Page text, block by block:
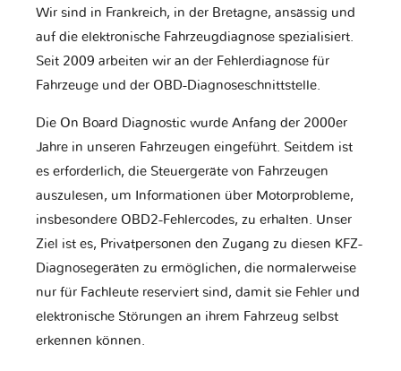
Wir sind in Frankreich, in der Bretagne, ansässig und
auf die elektronische Fahrzeugdiagnose spezialisiert.
Seit 2009 arbeiten wir an der Fehlerdiagnose für
Fahrzeuge und der OBD-Diagnoseschnittstelle.
Die On Board Diagnostic wurde Anfang der 2000er
Jahre in unseren Fahrzeugen eingeführt. Seitdem ist
es erforderlich, die Steuergeräte von Fahrzeugen
auszulesen, um Informationen über Motorprobleme,
insbesondere OBD2-Fehlercodes, zu erhalten. Unser
Ziel ist es, Privatpersonen den Zugang zu diesen KFZ-
Diagnosegeräten zu ermöglichen, die normalerweise
nur für Fachleute reserviert sind, damit sie Fehler und
elektronische Störungen an ihrem Fahrzeug selbst
erkennen können.